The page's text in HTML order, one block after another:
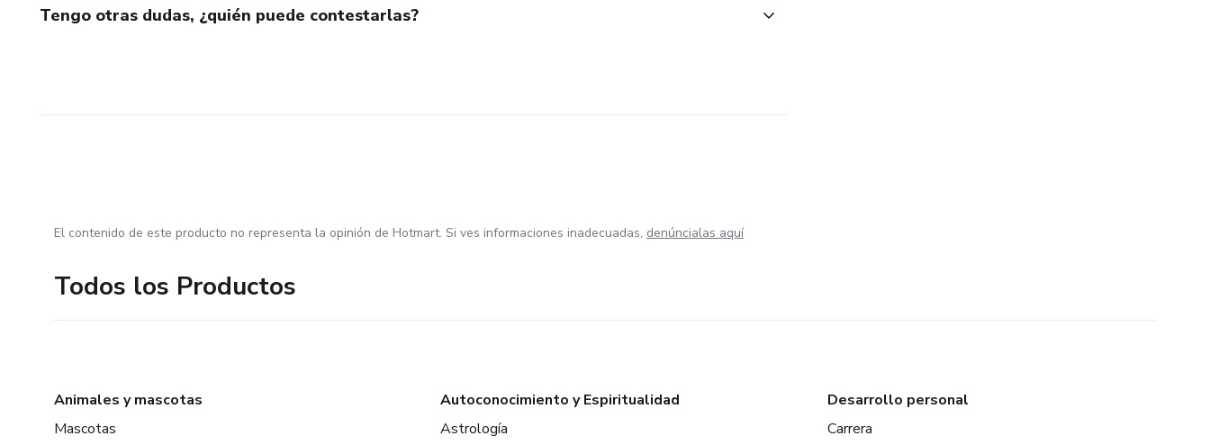
Tengo otras dudas, ¿quién puede contestarlas?
El contenido de este producto no representa la opinión de Hotmart. Si ves informaciones inadecuadas, denúncialas aquí
Todos los Productos
Animales y mascotas
Mascotas
Autoconocimiento y Espiritualidad
Astrología
Desarrollo personal
Carrera